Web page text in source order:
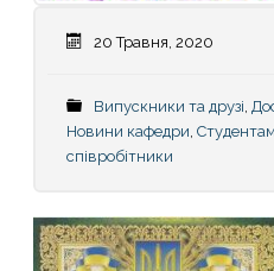
20 Травня, 2020
Випускники та друзі,
Новини кафедри, Студентам
співробітники